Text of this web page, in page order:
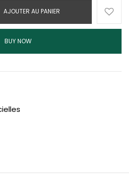
AJOUTER AU PANIER
BUY NOW